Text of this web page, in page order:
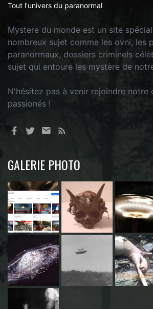
Tout l'univers du paranormal
Mystere du monde est un site
nombreux sujet comme les ovni, les
paranormaux, dossiers criminels
sujet qui entoure les mystère de
N'hésitez pas à venir rejoindre notre
passionés !
GALERIE PHOTO